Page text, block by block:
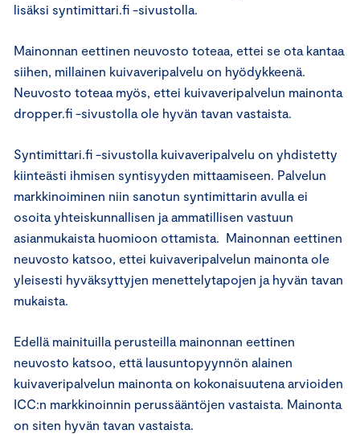
lisäksi syntimittari.fi -sivustolla.
Mainonnan eettinen neuvosto toteaa, ettei se ota kantaa
siihen, millainen kuivaveripalvelu on hyödykkeenä.
Neuvosto toteaa myös, ettei kuivaveripalvelun mainonta
dropper.fi -sivustolla ole hyvän tavan vastaista.
Syntimittari.fi -sivustolla kuivaveripalvelu on yhdistetty
kiinteästi ihmisen syntisyyden mittaamiseen. Palvelun
markkinoiminen niin sanotun syntimittarin avulla ei
osoita yhteiskunnallisen ja ammatillisen vastuun
asianmukaista huomioon ottamista. Mainonnan eettinen
neuvosto katsoo, ettei kuivaveripalvelun mainonta ole
yleisesti hyväksyttyjen menettelytapojen ja hyvän tavan
mukaista.
Edellä mainituilla perusteilla mainonnan eettinen
neuvosto katsoo, että lausuntopyynnön alainen
kuivaveripalvelun mainonta on kokonaisuutena arvioiden
ICC:n markkinoinnin perussääntöjen vastaista. Mainonta
on siten hyvän tavan vastaista.